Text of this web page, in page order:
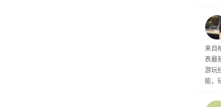
内
来自
表最
游玩
能，
训练